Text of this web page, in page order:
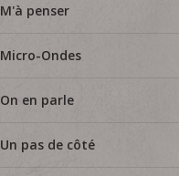
M'à penser
Micro-Ondes
On en parle
Un pas de côté